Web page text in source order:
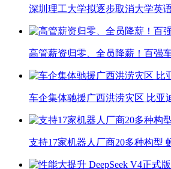
深圳理工大学拟逐步取消大学英
高管薪资归零、全员降薪！百强
车企集体驰援广西洪涝灾区 比亚
支持17家机器人厂商20多种构型